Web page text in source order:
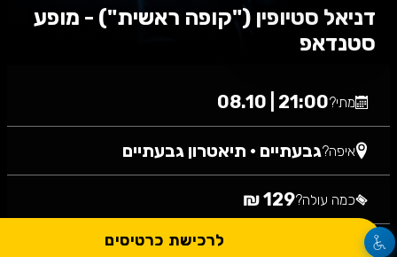
דניאל סטיופין ("קופה ראשית") - מופע
סטנדאפ
מתי?21:00 | 08.10
איפה?גבעתיים • תיאטרון גבעתיים
כמה עולה?129 ₪
לרכישת כרטיסים